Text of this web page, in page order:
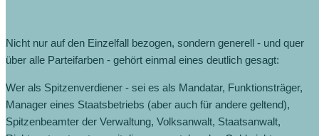
Nicht nur auf den Einzelfall bezogen, sondern generell - und quer
über alle Parteifarben - gehört einmal eines deutlich gesagt:
Wer als Spitzenverdiener - sei es als Mandatar, Funktionsträger,
Manager eines Staatsbetriebs (aber auch für andere geltend),
Spitzenbeamter der Verwaltung, Volksanwalt, Staatsanwalt,